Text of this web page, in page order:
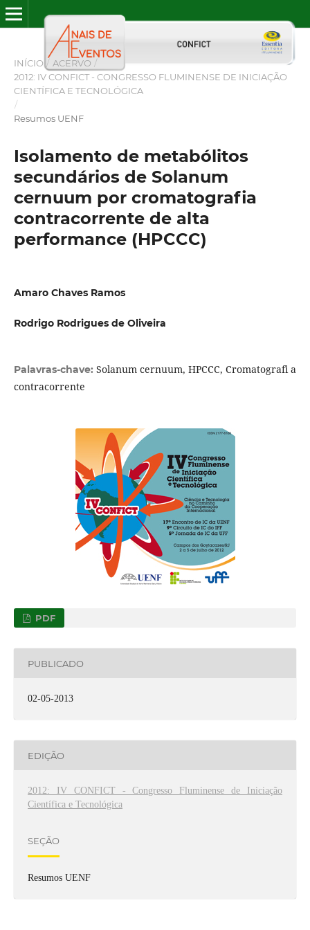
INÍCIO / ACERVO /
2012: IV CONFICT - CONGRESSO FLUMINENSE DE INICIAÇÃO
CIENTÍFICA E TECNOLÓGICA
/
Resumos UENF
Isolamento de metabólitos
secundários de Solanum
cernuum por cromatografia
contracorrente de alta
performance (HPCCC)
Amaro Chaves Ramos
Rodrigo Rodrigues de Oliveira
Palavras-chave: Solanum cernuum, HPCCC, Cromatografi a
contracorrente
PDF
PUBLICADO
02-05-2013
EDIÇÃO
2012: IV CONFICT - Congresso Fluminense de Iniciação
Científica e Tecnológica
SEÇÃO
Resumos UENF